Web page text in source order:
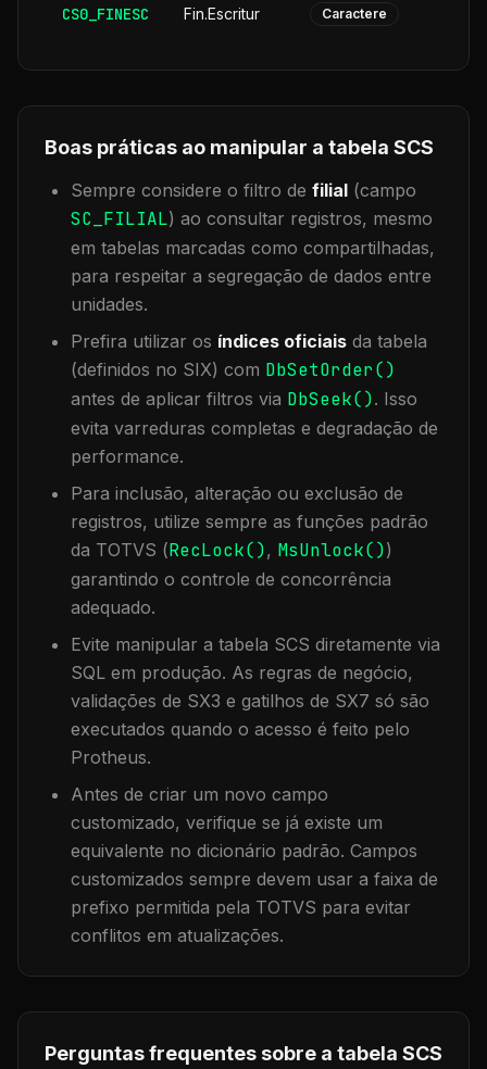
CS0_FINESC Fin.Escritur Caractere
Boas práticas ao manipular a tabela SCS
Sempre considere o filtro de filial (campo
SC_FILIAL) ao consultar registros, mesmo
em tabelas marcadas como compartilhadas,
para respeitar a segregação de dados entre
unidades.
Prefira utilizar os índices oficiais da tabela
(definidos no SIX) com DbSetOrder()
antes de aplicar filtros via DbSeek(). Isso
evita varreduras completas e degradação de
performance.
Para inclusão, alteração ou exclusão de
registros, utilize sempre as funções padrão
da TOTVS (RecLock(), MsUnlock())
garantindo o controle de concorrência
adequado.
Evite manipular a tabela SCS diretamente via
SQL em produção. As regras de negócio,
validações de SX3 e gatilhos de SX7 só são
executados quando o acesso é feito pelo
Protheus.
Antes de criar um novo campo
customizado, verifique se já existe um
equivalente no dicionário padrão. Campos
customizados sempre devem usar a faixa de
prefixo permitida pela TOTVS para evitar
conflitos em atualizações.
Perguntas frequentes sobre a tabela SCS